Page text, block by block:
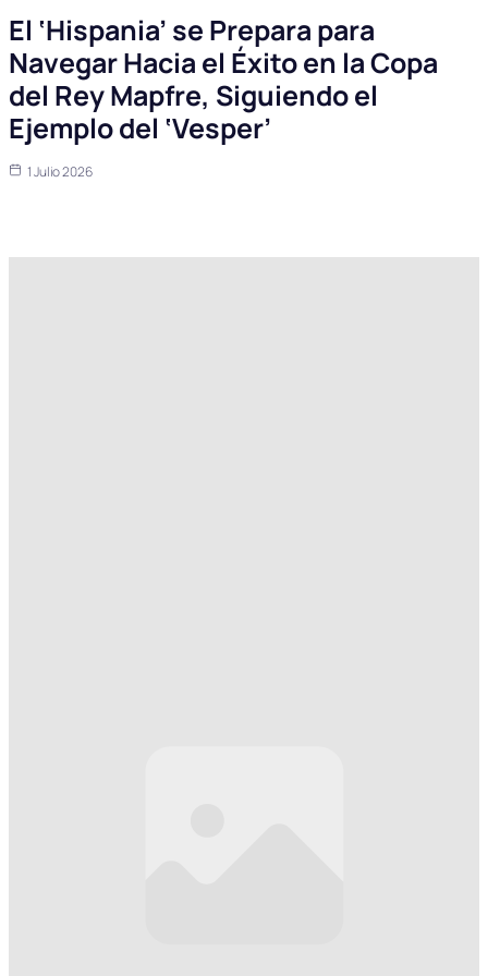
El ‘Hispania’ se Prepara para
Navegar Hacia el Éxito en la Copa
del Rey Mapfre, Siguiendo el
Ejemplo del ‘Vesper’
1 Julio 2026